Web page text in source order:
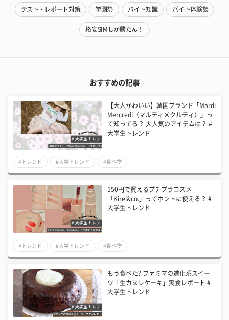
テスト・レポート対策 学園祭 バイト知識 バイト体験談
格安SIMしか勝たん！
おすすめの記事
【大人かわいい】韓国ブランド「Mardi
Mercredi（マルディメクルディ）」っ
て知ってる？ 大人気のアイテムは？ #
大学生トレンド
#トレンド #大学トレンド #食べ物
550円で買えるプチプラコスメ
「Kirei&co.」ってホントに使える？ #
大学生トレンド
#トレンド #大学トレンド #食べ物
もう食べた? ファミマの進化系スイー
ツ「生カヌレケーキ」実食レポート #
大学生トレンド